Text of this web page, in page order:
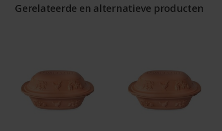
Gerelateerde en alternatieve producten